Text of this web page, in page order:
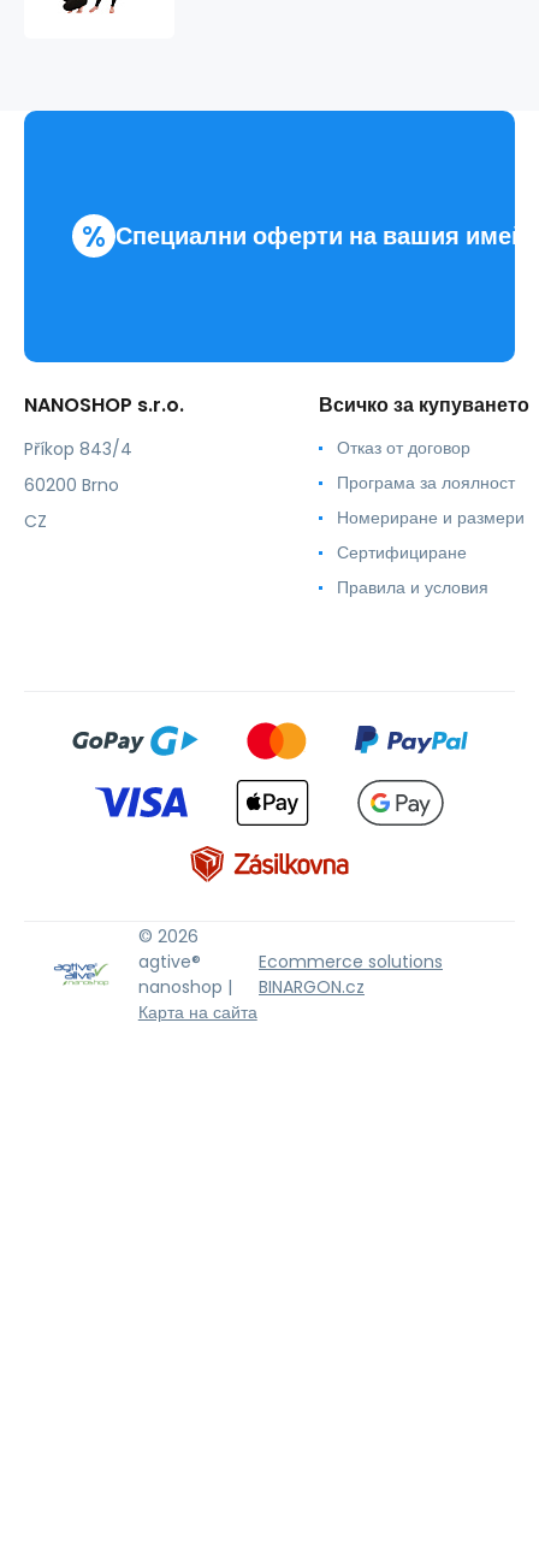
% Специални оферти на вашия
NANOSHOP s.r.o.
Příkop 843/4
60200 Brno
CZ
Всичко за купуването
Отказ от договор
Програма за лоялност
Номериране и размери
Сертифициране
Правила и условия
© 2026
agtive®
nanoshop |
Карта на сайта
Ecommerce solutions
BINARGON.cz